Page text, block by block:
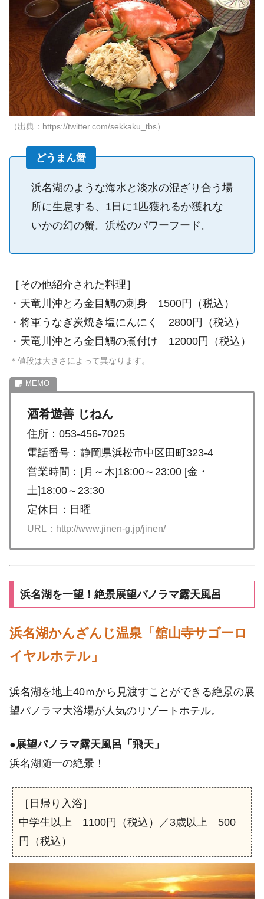
（出典：https://twitter.com/sekkaku_tbs）
どうまん蟹
浜名湖のような海水と淡水の混ざり合う場
所に生息する、1日に1匹獲れるか獲れな
いかの幻の蟹。浜松のパワーフード。
［その他紹介された料理］
・天竜川沖とろ金目鯛の刺身 1500円（税込）
・将軍うなぎ炭焼き塩にんにく 2800円（税込）
・天竜川沖とろ金目鯛の煮付け 12000円（税込）
＊値段は大きさによって異なります。
酒肴遊善 じねん
住所：053-456-7025
電話番号：静岡県浜松市中区田町323-4
営業時間：[月～木]18:00～23:00 [金・
土]18:00～23:30
定休日：日曜
URL：http://www.jinen-g.jp/jinen/
浜名湖を一望！絶景展望パノラマ露天風呂
浜名湖かんざんじ温泉「舘山寺サゴーロ
イヤルホテル」
浜名湖を地上40ｍから見渡すことができる絶景の展
望パノラマ大浴場が人気のリゾートホテル。
●展望パノラマ露天風呂「飛天」
浜名湖随一の絶景！
［日帰り入浴］
中学生以上 1100円（税込）／3歳以上 500
円（税込）